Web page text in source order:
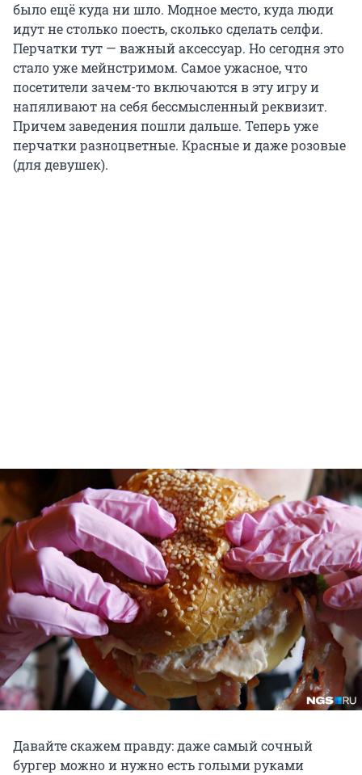
было ещё куда ни шло. Модное место, куда люди
идут не столько поесть, сколько сделать селфи.
Перчатки тут — важный аксессуар. Но сегодня это
стало уже мейнстримом. Самое ужасное, что
посетители зачем-то включаются в эту игру и
напяливают на себя бессмысленный реквизит.
Причем заведения пошли дальше. Теперь уже
перчатки разноцветные. Красные и даже розовые
(для девушек).
Давайте скажем правду: даже самый сочный
бургер можно и нужно есть голыми руками